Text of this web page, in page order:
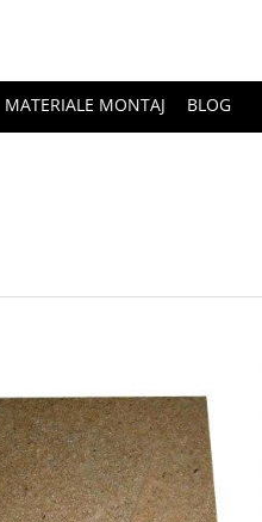
MATERIALE MONTAJ BLOG